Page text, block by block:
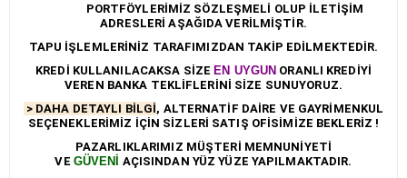
PORTFÖYLERİMİZ SÖZLEŞMELİ OLUP İLETİŞİM
ADRESLERİ AŞAĞIDA VERİLMİŞTİR.
TAPU İŞLEMLERİNİZ TARAFIMIZDAN TAKİP EDİLMEKTEDİR.
KREDİ KULLANILACAKSA SİZEEN UYGUN ORANLI KREDİYİ
VEREN BANKA TEKLİFLERİNİ SİZE SUNUYORUZ.
> DAHA DETAYLI BİLGİ, ALTERNATİF DAİRE VE GAYRİMENKUL
SEÇENEKLERİMİZ İÇİN SİZLERİ SATIŞ OFİSİMİZE BEKLERİZ !
PAZARLIKLARIMIZ MÜŞTERİ MEMNUNİYETİ
VE GÜVENİ AÇISINDAN YÜZ YÜZE YAPILMAKTADIR.